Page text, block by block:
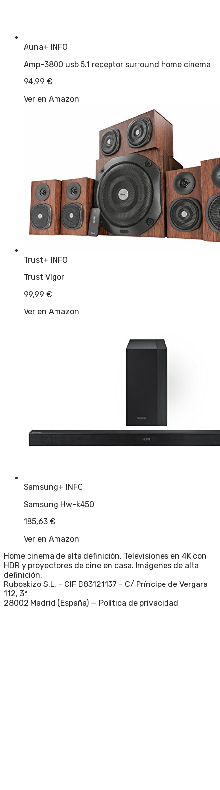
Auna+ INFO
Amp-3800 usb 5.1 receptor surround home cinema
94,99 €
Ver en Amazon
Trust+ INFO
Trust Vigor
99,99 €
Ver en Amazon
Samsung+ INFO
Samsung Hw-k450
185,63 €
Ver en Amazon
Home cinema de alta definición. Televisiones en 4K con
HDR y proyectores de cine en casa. Imágenes de alta
definición.
Ruboskizo S.L. - CIF B83121137 - C/ Príncipe de Vergara
112, 3ª
28002 Madrid (España) — Política de privacidad